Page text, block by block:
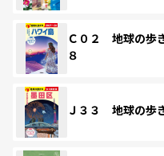
Ｃ０２ 地球の歩
８
Ｊ３３ 地球の歩